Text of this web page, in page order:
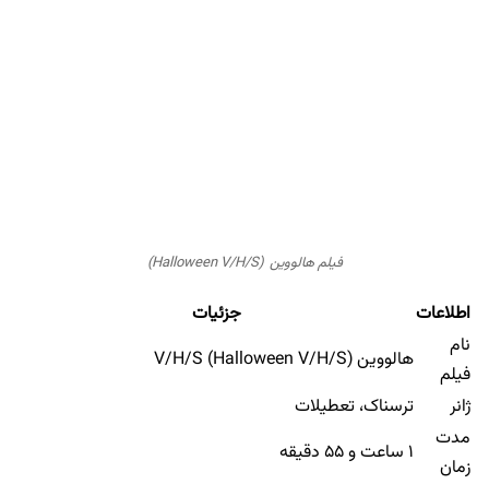
فیلم هالووین (Halloween V/H/S)
اطلاعات
جزئیات
نام
فیلم
هالووین V/H/S (Halloween V/H/S)
ژانر
ترسناک، تعطیلات
مدت
زمان
۱ ساعت و ۵۵ دقیقه